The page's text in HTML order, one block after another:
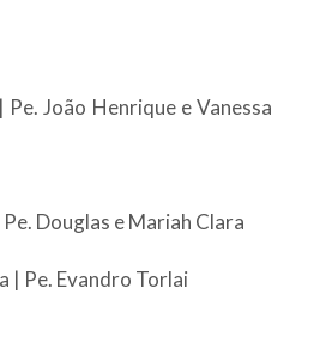
João Henrique e Vanessa
Douglas e Mariah Clara
| Pe. Evandro Torlai